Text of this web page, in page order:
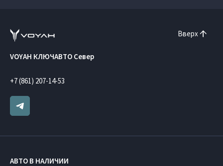
Вверх
VOYAH КЛЮЧАВТО Север
+7 (861) 207-14-53
АВТО В НАЛИЧИИ